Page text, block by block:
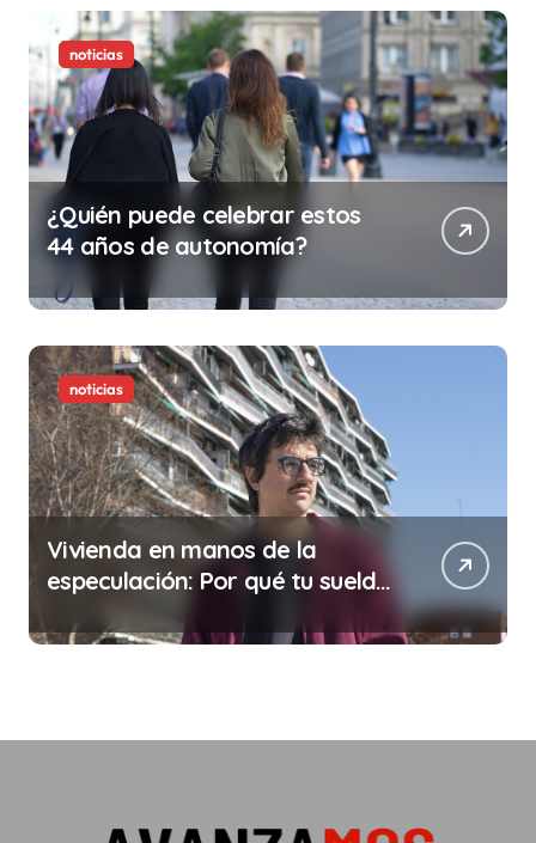
noticias
¿Quién puede celebrar estos
44 años de autonomía?
noticias
Vivienda en manos de la
especulación: Por qué tu sueldo